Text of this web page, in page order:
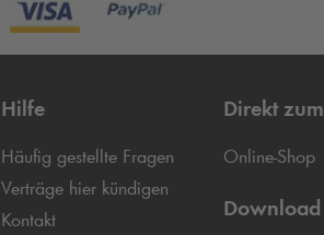
Hilfe
Häufig gestellte Fragen
Verträge hier kündigen
Kontakt
Direkt zum
Online-Shop
Download